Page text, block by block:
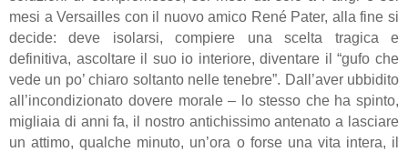
mesi a Versailles con il nuovo amico René Pater, alla fine si
decide: deve isolarsi, compiere una scelta tragica e
definitiva, ascoltare il suo io interiore, diventare il “gufo che
vede un po’ chiaro soltanto nelle tenebre”. Dall’aver ubbidito
all’incondizionato dovere morale – lo stesso che ha spinto,
migliaia di anni fa, il nostro antichissimo antenato a lasciare
un attimo, qualche minuto, un’ora o forse una vita intera, il